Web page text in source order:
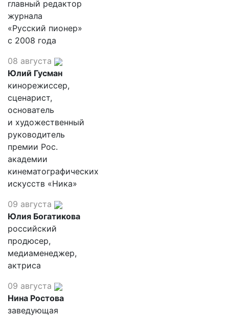
главный редактор
журнала
«Русский пионер»
с 2008 года
08 августа
Юлий Гусман
кинорежиссер,
сценарист,
основатель
и художественный
руководитель
премии Рос.
академии
кинематографических
искусств «Ника»
09 августа
Юлия Богатикова
российский
продюсер,
медиаменеджер,
актриса
09 августа
Нина Ростова
заведующая